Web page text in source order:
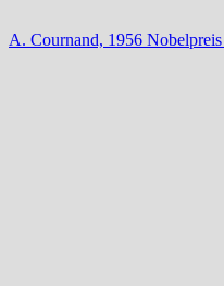
A. Cournand, 1956